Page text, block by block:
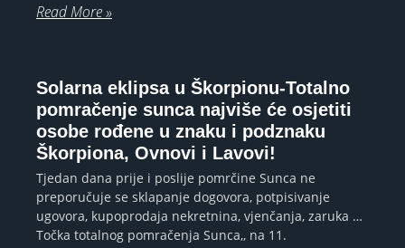
Read More »
Solarna eklipsa u Škorpionu-Totalno
pomračenje sunca najviše će osjetiti
osobe rođene u znaku i podznaku
Škorpiona, Ovnovi i Lavovi!
Tjedan dana prije i poslije pomrčine Sunca ne
preporučuje se sklapanje dogovora, potpisivanje
ugovora, kupoprodaja nekretnina, vjenčanja, zaruka …
Točka totalnog pomračenja Sunca,, na 11.